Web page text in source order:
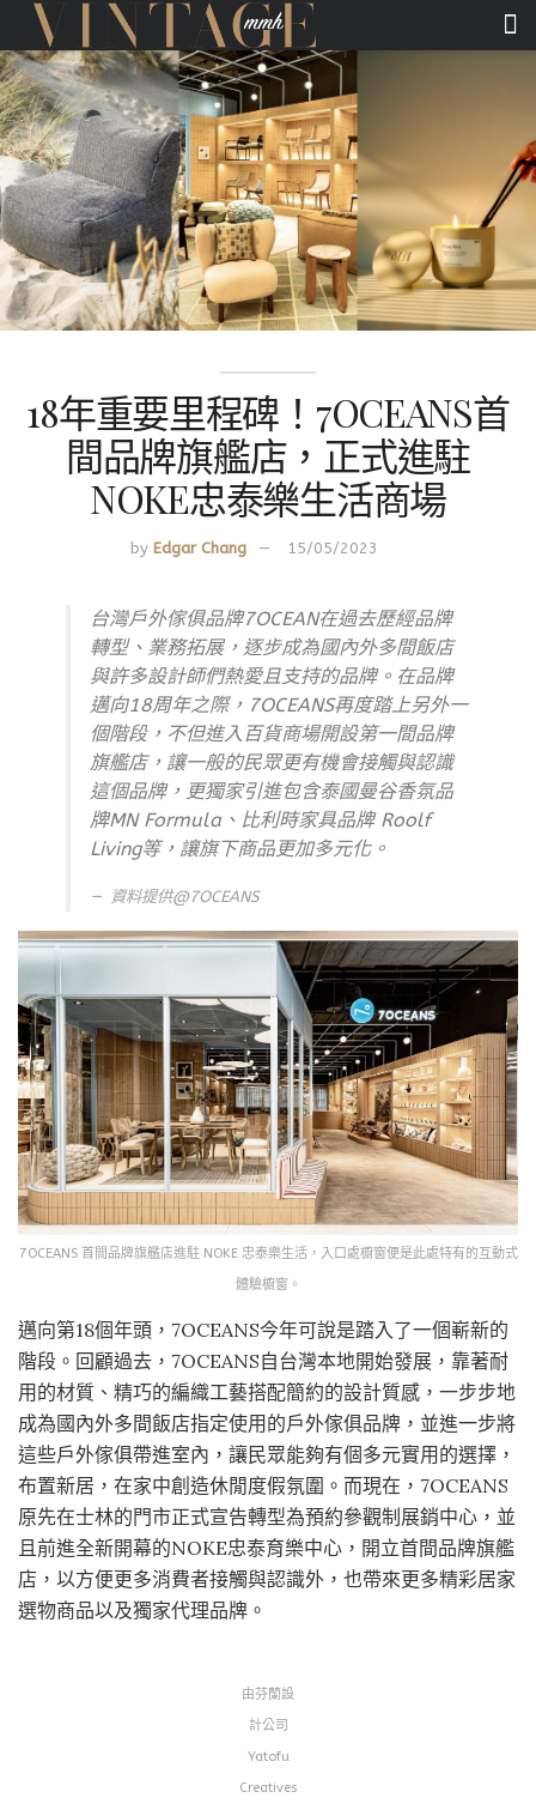
18年重要里程碑！7OCEANS首
間品牌旗艦店，正式進駐
NOKE忠泰樂生活商場
by Edgar Chang 15/05/2023
台灣戶外傢俱品牌7OCEAN在過去歷經品牌
轉型、業務拓展，逐步成為國內外多間飯店
與許多設計師們熱愛且支持的品牌。在品牌
邁向18周年之際，7OCEANS再度踏上另外一
個階段，不但進入百貨商場開設第一間品牌
旗艦店，讓一般的民眾更有機會接觸與認識
這個品牌，更獨家引進包含泰國曼谷香氛品
牌MN Formula、比利時家具品牌 Roolf
Living等，讓旗下商品更加多元化。
資料提供@7OCEANS
7OCEANS 首間品牌旗艦店進駐 NOKE 忠泰樂生活，入口處櫥窗便是此處特有的互動式
體驗櫥窗。
邁向第18個年頭，7OCEANS今年可說是踏入了一個嶄新的
階段。回顧過去，7OCEANS自台灣本地開始發展，靠著耐
用的材質、精巧的編織工藝搭配簡約的設計質感，一步步地
成為國內外多間飯店指定使用的戶外傢俱品牌，並進一步將
這些戶外傢俱帶進室內，讓民眾能夠有個多元實用的選擇，
布置新居，在家中創造休閒度假氛圍。而現在，7OCEANS
原先在士林的門市正式宣告轉型為預約參觀制展銷中心，並
且前進全新開幕的NOKE忠泰育樂中心，開立首間品牌旗艦
店，以方便更多消費者接觸與認識外，也帶來更多精彩居家
選物商品以及獨家代理品牌。
由芬蘭設
計公司
Yatofu
Creatives